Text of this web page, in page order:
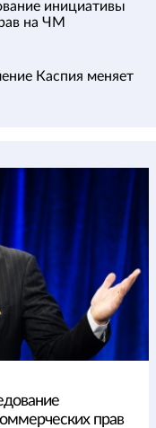
инициативы
на ЧМ
Каспия меняет
прав